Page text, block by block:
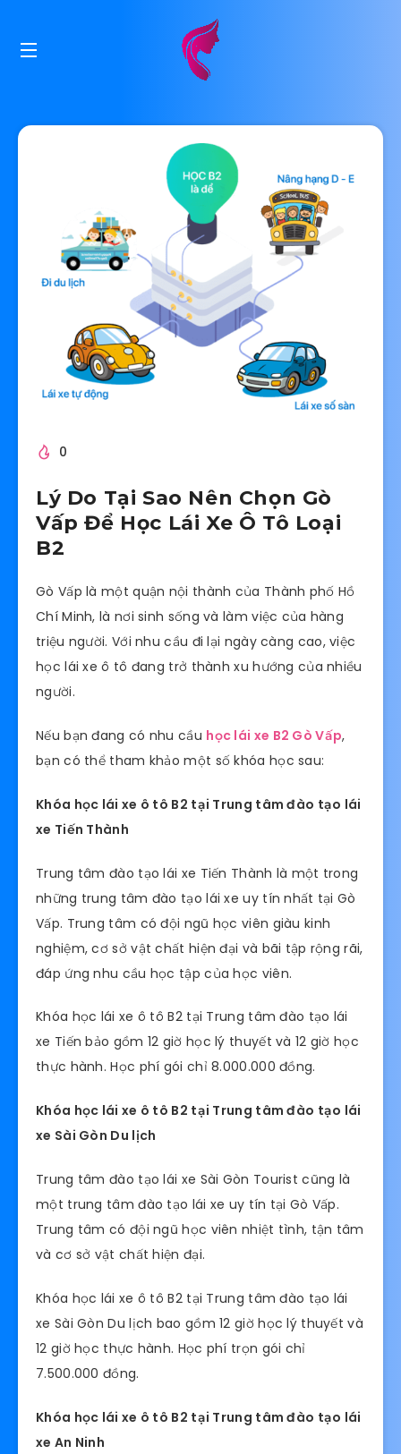
0
Lý Do Tại Sao Nên Chọn Gò
Vấp Để Học Lái Xe Ô Tô Loại
B2
Gò Vấp là một quận nội thành của Thành phố Hồ
Chí Minh, là nơi sinh sống và làm việc của hàng
triệu người. Với nhu cầu đi lại ngày càng cao, việc
học lái xe ô tô đang trở thành xu hướng của nhiều
người.
Nếu bạn đang có nhu cầu học lái xe B2 Gò Vấp,
bạn có thể tham khảo một số khóa học sau:
Khóa học lái xe ô tô B2 tại Trung tâm đào tạo lái
xe Tiến Thành
Trung tâm đào tạo lái xe Tiến Thành là một trong
những trung tâm đào tạo lái xe uy tín nhất tại Gò
Vấp. Trung tâm có đội ngũ học viên giàu kinh
nghiệm, cơ sở vật chất hiện đại và bãi tập rộng rãi,
đáp ứng nhu cầu học tập của học viên.
Khóa học lái xe ô tô B2 tại Trung tâm đào tạo lái
xe Tiến bảo gồm 12 giờ học lý thuyết và 12 giờ học
thực hành. Học phí gói chỉ 8.000.000 đồng.
Khóa học lái xe ô tô B2 tại Trung tâm đào tạo lái
xe Sài Gòn Du lịch
Trung tâm đào tạo lái xe Sài Gòn Tourist cũng là
một trung tâm đào tạo lái xe uy tín tại Gò Vấp.
Trung tâm có đội ngũ học viên nhiệt tình, tận tâm
và cơ sở vật chất hiện đại.
Khóa học lái xe ô tô B2 tại Trung tâm đào tạo lái
xe Sài Gòn Du lịch bao gồm 12 giờ học lý thuyết và
12 giờ học thực hành. Học phí trọn gói chỉ
7.500.000 đồng.
Khóa học lái xe ô tô B2 tại Trung tâm đào tạo lái
xe An Ninh